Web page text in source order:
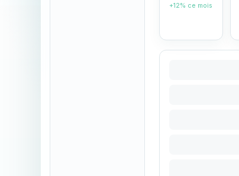
+12% ce mois